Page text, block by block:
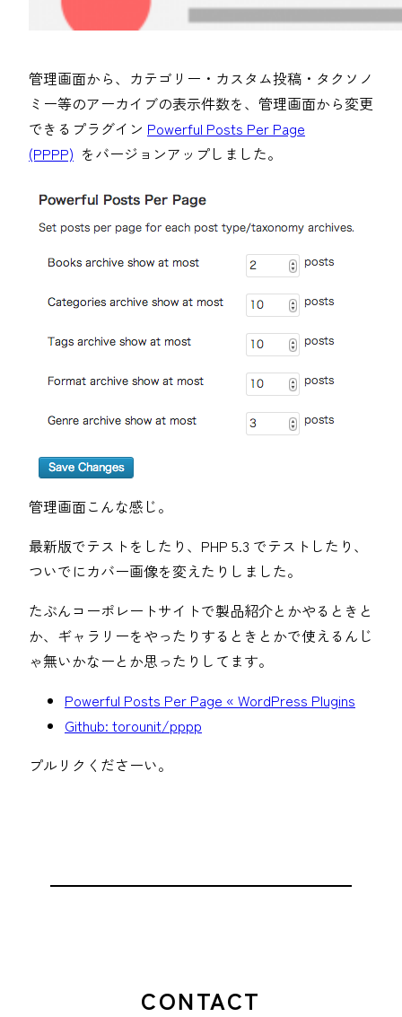
管理画面から、カテゴリー・カスタム投稿・タクソノ
ミー等のアーカイブの表示件数を、管理画面から変更
できるプラグイン Powerful Posts Per Page
(PPPP) をバージョンアップしました。
管理画面こんな感じ。
最新版でテストをしたり、PHP 5.3 でテストしたり、
ついでにカバー画像を変えたりしました。
たぶんコーポレートサイトで製品紹介とかやるときと
か、ギャラリーをやったりするときとかで使えるんじ
ゃ無いかなーとか思ったりしてます。
Powerful Posts Per Page « WordPress Plugins
Github: torounit/pppp
プルリクくださーい。
CONTACT